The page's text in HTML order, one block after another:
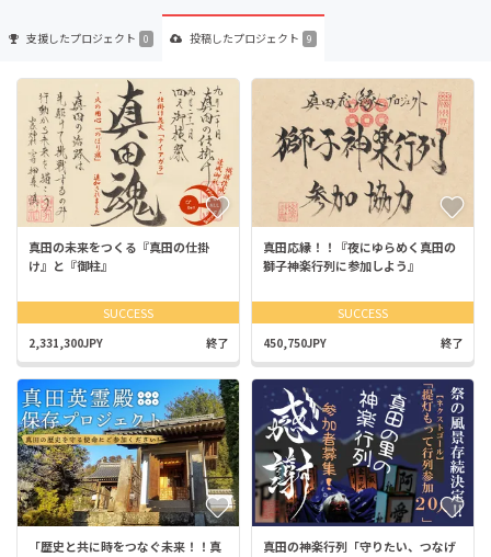
支援したプロジェクト 0 投稿したプロジェクト 9
真田の未来をつくる『真田の仕掛
け』と『御柱』
SUCCESS
2,331,300JPY 終了
真田応縁！！『夜にゆらめく真田の
獅子神楽行列に参加しよう』
SUCCESS
450,750JPY 終了
「歴史と共に時をつなぐ未来！！真
真田の神楽行列「守りたい、つなげ